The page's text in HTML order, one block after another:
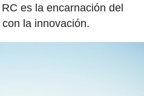
es la encarnación del
la innovación.